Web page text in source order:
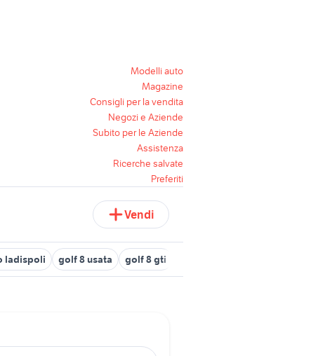
Modelli auto
Magazine
Consigli per la vendita
Negozi e Aziende
Subito per le Aziende
Assistenza
Ricerche salvate
Preferiti
Vendi
ladispoli golf 8 usata golf 8 gti